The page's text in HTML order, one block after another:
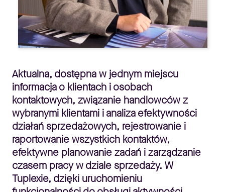
Aktualna, dostępna w jednym miejscu
informacja o klientach i osobach
kontaktowych, związanie handlowców z
wybranymi klientami i analiza efektywności
działań sprzedażowych, rejestrowanie i
raportowanie wszystkich kontaktów,
efektywne planowanie zadań i zarządzanie
czasem pracy w dziale sprzedaży. W
Tuplexie, dzięki uruchomieniu